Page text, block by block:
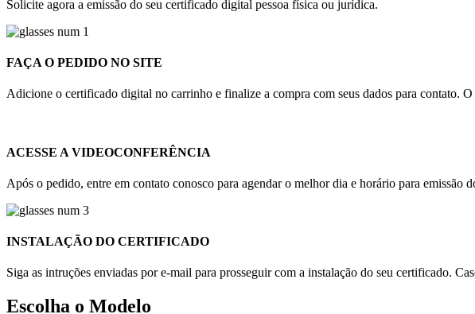
Solicite agora a emissão do seu certificado digital pessoa física ou jurídica.
FAÇA O PEDIDO NO SITE
Adicione o certificado digital no carrinho e finalize a compra com seus dados para contato.
ACESSE A VIDEOCONFERÊNCIA
Após o pedido, entre em contato conosco para agendar o melhor dia e horário para
INSTALAÇÃO DO CERTIFICADO
Siga as intruções enviadas por e-mail para prosseguir com a instalação do seu certificado.
Escolha o Modelo